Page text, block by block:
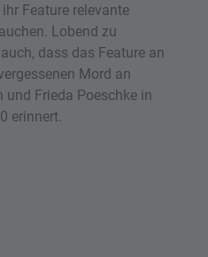
Feature relevante
Lobend zu
dass das Feature an
Mord an
und Frieda Poeschke in
erinnert.